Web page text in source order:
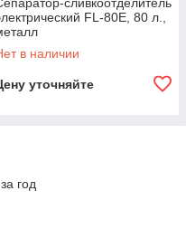
FL-80E, 80 л.,
в наличии
уточняйте
год